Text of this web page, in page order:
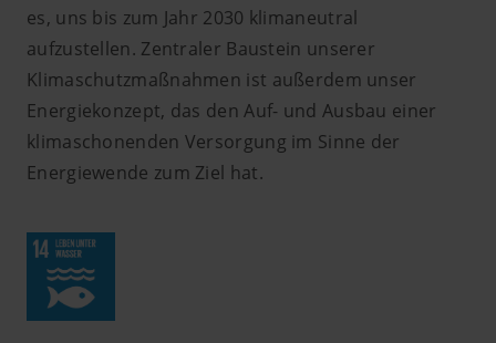
es, uns bis zum Jahr 2030 klimaneutral
aufzustellen. Zentraler Baustein unserer
Klimaschutzmaßnahmen ist außerdem unser
Energiekonzept, das den Auf- und Ausbau einer
klimaschonenden Versorgung im Sinne der
Energiewende zum Ziel hat.